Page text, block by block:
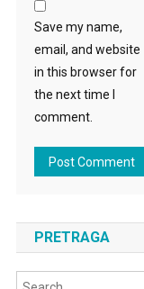
Save my name,
email, and website
in this browser for
the next time I
comment.
PRETRAGA